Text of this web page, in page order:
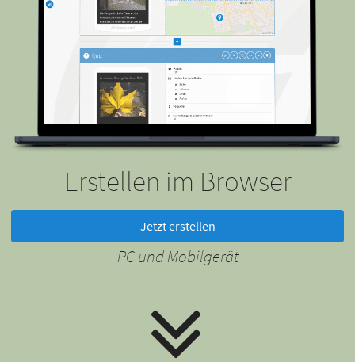
Erstellen im Browser
Jetzt erstellen
PC und Mobilgerät